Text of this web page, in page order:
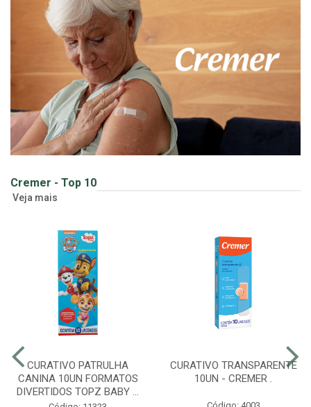
Cremer - Top 10
Veja mais
CURATIVO PATRULHA
CANINA 10UN FORMATOS
DIVERTIDOS TOPZ BABY ...
CURATIVO TRANSPARENTE
10UN - CREMER .